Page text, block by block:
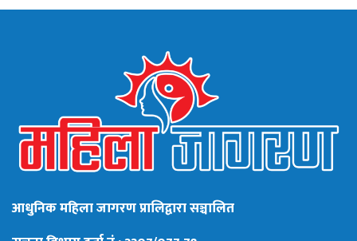
आधुनिक महिला जागरण प्रालिद्वारा सञ्चालित